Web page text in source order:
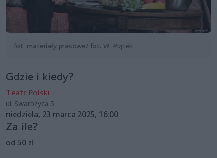
fot. materiały prasowe/ fot. W. Piątek
Gdzie i kiedy?
Teatr Polski
ul. Swarożyca 5
niedziela, 23 marca 2025, 16:00
Za ile?
od 50 zł